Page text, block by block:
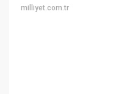
milliyet.com.tr